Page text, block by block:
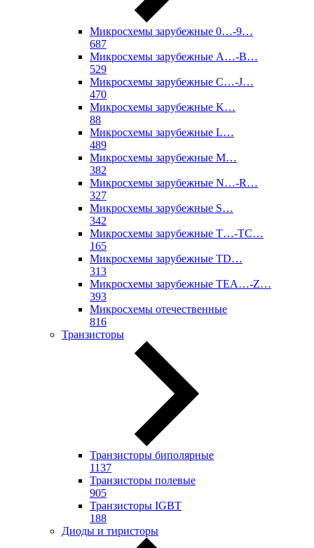
Микросхемы зарубежные 0…-9…
687
Микросхемы зарубежные A…-B…
529
Микросхемы зарубежные C…-J…
470
Микросхемы зарубежные K…
88
Микросхемы зарубежные L…
489
Микросхемы зарубежные M…
382
Микросхемы зарубежные N…-R…
327
Микросхемы зарубежные S…
342
Микросхемы зарубежные T…-TC…
165
Микросхемы зарубежные TD…
313
Микросхемы зарубежные TEA…-Z…
393
Микросхемы отечественные
816
Транзисторы
Транзисторы биполярные
1137
Транзисторы полевые
905
Транзисторы IGBT
188
Диоды и тиристоры